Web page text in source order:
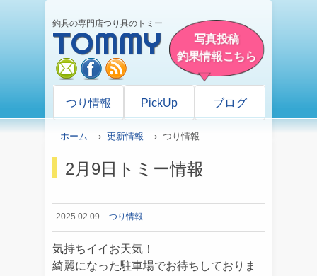
釣具の専門店つり具のトミー
TOMMY
mail facebook
写真投稿
釣果情報こちら
つり情報 PickUp ブログ
ホーム › 更新情報 › つり情報
2月9日トミー情報
2025.02.09 つり情報
気持ちイイお天気！
綺麗になった駐車場でお待ちしておりま